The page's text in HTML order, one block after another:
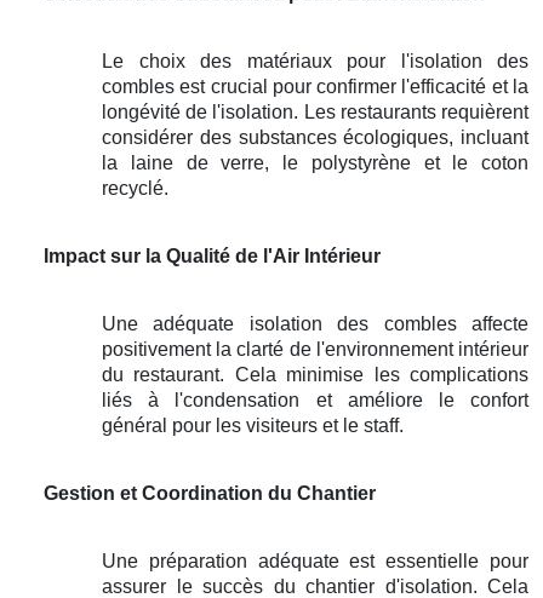
Le choix des matériaux pour l'isolation des
combles est crucial pour confirmer l'efficacité et la
longévité de l'isolation. Les restaurants requièrent
considérer des substances écologiques, incluant
la laine de verre, le polystyrène et le coton
recyclé.
Impact sur la Qualité de l'Air Intérieur
Une adéquate isolation des combles affecte
positivement la clarté de l'environnement intérieur
du restaurant. Cela minimise les complications
liés à l'condensation et améliore le confort
général pour les visiteurs et le staff.
Gestion et Coordination du Chantier
Une préparation adéquate est essentielle pour
assurer le succès du chantier d'isolation. Cela